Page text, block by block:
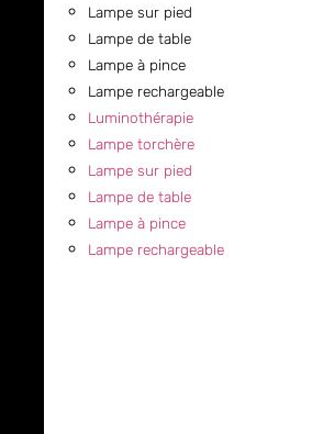
Lampe sur pied
Lampe de table
Lampe à pince
Lampe rechargeable
Luminothérapie
Lampe torchère
Lampe sur pied
Lampe de table
Lampe à pince
Lampe rechargeable